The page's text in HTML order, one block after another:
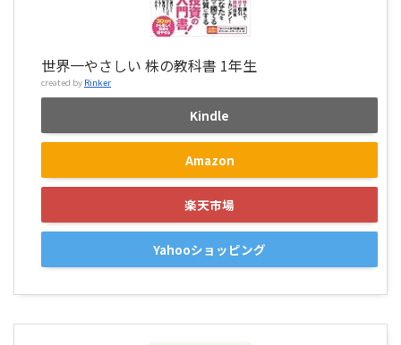
世界一やさしい 株の教科書 1年生
created by Rinker
Kindle
Amazon
楽天市場
Yahooショッピング